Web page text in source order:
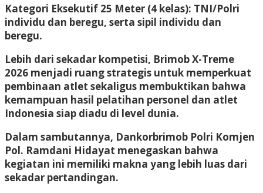
Kategori Eksekutif 25 Meter (4 kelas): TNI/Polri
individu dan beregu, serta sipil individu dan
beregu.
Lebih dari sekadar kompetisi, Brimob X-Treme
2026 menjadi ruang strategis untuk memperkuat
pembinaan atlet sekaligus membuktikan bahwa
kemampuan hasil pelatihan personel dan atlet
Indonesia siap diadu di level dunia.
Dalam sambutannya, Dankorbrimob Polri Komjen
Pol. Ramdani Hidayat menegaskan bahwa
kegiatan ini memiliki makna yang lebih luas dari
sekadar pertandingan.